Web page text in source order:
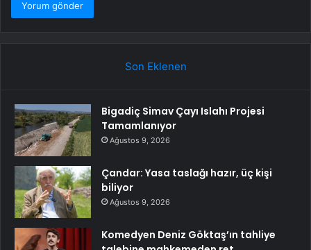
Son Eklenen
Bigadiç Simav Çayı Islahı Projesi
Tamamlanıyor
Ağustos 9, 2026
Çandar: Yasa taslağı hazır, üç kişi
biliyor
Ağustos 9, 2026
Komedyen Deniz Göktaş’ın tahliye